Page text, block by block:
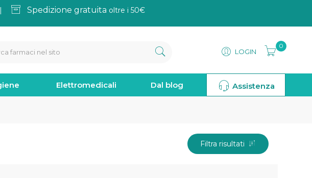
| Spedizione gratuita oltre i 50€
LOGIN
0
Elettromedicali Dal blog Assistenza
Filtra risultati